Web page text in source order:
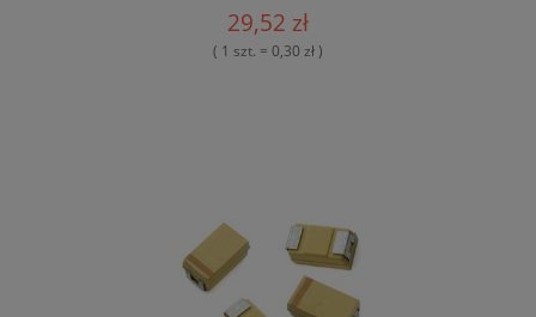
29,52 zł
( 1 szt. = 0,30 zł )